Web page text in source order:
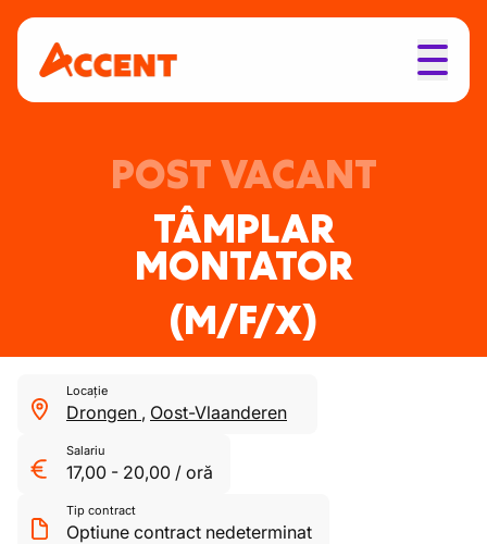
POST VACANT
TÂMPLAR
MONTATOR
(M/F/X)
Locație
Drongen , Oost-Vlaanderen
Salariu
17,00 - 20,00 / oră
Tip contract
Optiune contract nedeterminat